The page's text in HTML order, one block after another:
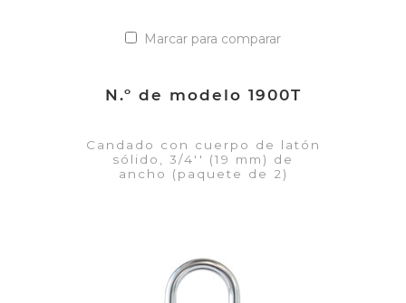
Marcar para comparar
N.º de modelo 1900T
Candado con cuerpo de latón
sólido, 3/4'' (19 mm) de
ancho (paquete de 2)
VER DETALLES